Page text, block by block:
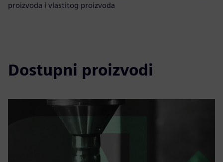
proizvoda i vlastitog proizvoda
Dostupni proizvodi